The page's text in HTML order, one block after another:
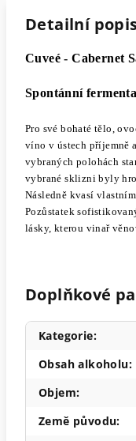
Detailní
Cuveé - Cabernet
Spontánní
Pro své bohaté tělo,
víno v ústech příjemně
vybraných polohách
vybrané sklizni byly
Následně kvasí
Pozůstatek
lásky, kterou vinař
Doplňkové
Kategorie:
Obsah alkoholu:
Objem:
Země původu: